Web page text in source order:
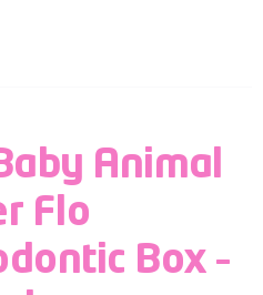
Animal
Flo
Box –